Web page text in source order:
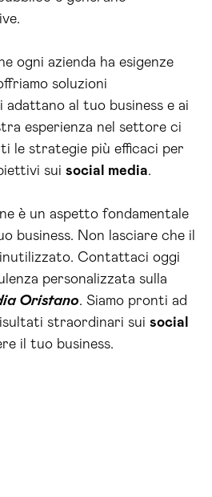
ogni azienda ha esigenze
soluzioni
adattano al tuo business e ai
esperienza nel settore ci
le strategie più efficaci per
sui social media.
è un aspetto fondamentale
business. Non lasciare che il
Contattaci oggi
personalizzata sulla
Oristano. Siamo pronti ad
straordinari sui social
il tuo business.